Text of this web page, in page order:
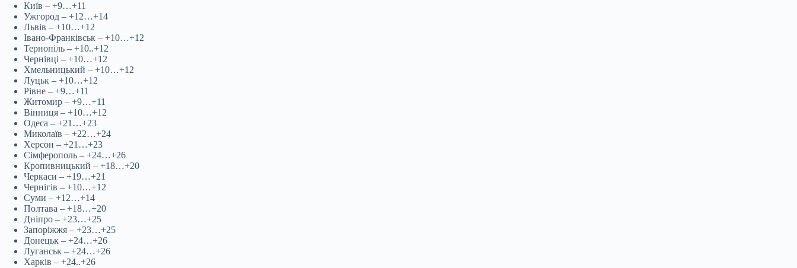
Київ – +9…+11
Ужгород – +12…+14
Львів – +10…+12
Івано-Франківськ – +10…+12
Тернопіль – +10..+12
Чернівці – +10…+12
Хмельницький – +10…+12
Луцьк – +10…+12
Рівне – +9…+11
Житомир – +9…+11
Вінниця – +10…+12
Одеса – +21…+23
Миколаїв – +22…+24
Херсон – +21…+23
Сімферополь – +24…+26
Кропивницький – +18…+20
Черкаси – +19…+21
Чернігів – +10…+12
Суми – +12…+14
Полтава – +18…+20
Дніпро – +23…+25
Запоріжжя – +23…+25
Донецьк – +24…+26
Луганськ – +24…+26
Харків – +24..+26